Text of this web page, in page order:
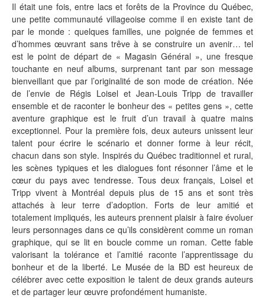
Il était une fois, entre lacs et forêts de la Province du Québec,
une petite communauté villageoise comme il en existe tant de
par le monde : quelques familles, une poignée de femmes et
d’hommes œuvrant sans trêve à se construire un avenir… tel
est le point de départ de « Magasin Général », une fresque
touchante en neuf albums, surprenant tant par son message
bienveillant que par l’originalité de son mode de création. Née
de l’envie de Régis Loisel et Jean-Louis Tripp de travailler
ensemble et de raconter le bonheur des « petites gens », cette
aventure graphique est le fruit d’un travail à quatre mains
exceptionnel. Pour la première fois, deux auteurs unissent leur
talent pour écrire le scénario et donner forme à leur récit,
chacun dans son style. Inspirés du Québec traditionnel et rural,
les scènes typiques et les dialogues font résonner l’âme et le
cœur du pays avec tendresse. Tous deux français, Loisel et
Tripp vivent à Montréal depuis plus de 15 ans et sont très
attachés à leur terre d’adoption. Forts de leur amitié et
totalement impliqués, les auteurs prennent plaisir à faire évoluer
leurs personnages dans ce qu’ils considèrent comme un roman
graphique, qui se lit en boucle comme un roman. Cette fable
valorisant la tolérance et l’amitié raconte l’apprentissage du
bonheur et de la liberté. Le Musée de la BD est heureux de
célébrer avec cette exposition le talent de deux grands auteurs
et de partager leur œuvre profondément humaniste.